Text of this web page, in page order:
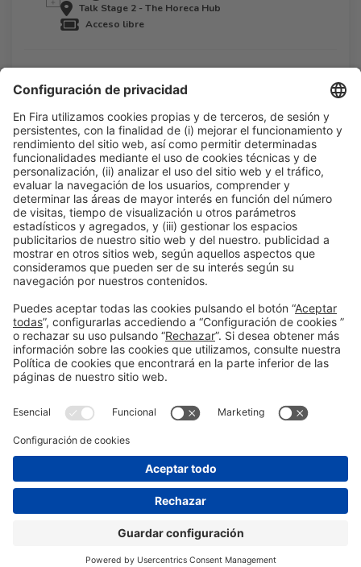
Talk Stage 2 - The Horeca Hub
Acceso libre
Información general
Aviso legal
Política de privacidad
Política de cookies
#ALIMENTARIA2028
en las redes sociales
© 2026 Fira de Barcelona